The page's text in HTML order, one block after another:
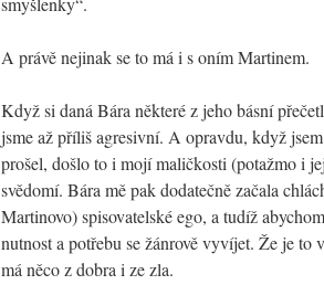
A právě nejinak se to má i s oním Martinem.
Když si daná Bára některé z jeho básní
jsme až příliš agresivní. A opravdu, když
prošel, došlo to i mojí maličkosti (potažmo i
svědomí. Bára mě pak dodatečně začala
Martinovo) spisovatelské ego, a tudíž
nutnost a potřebu se žánrově vyvíjet. Že je to
má něco z dobra i ze zla.